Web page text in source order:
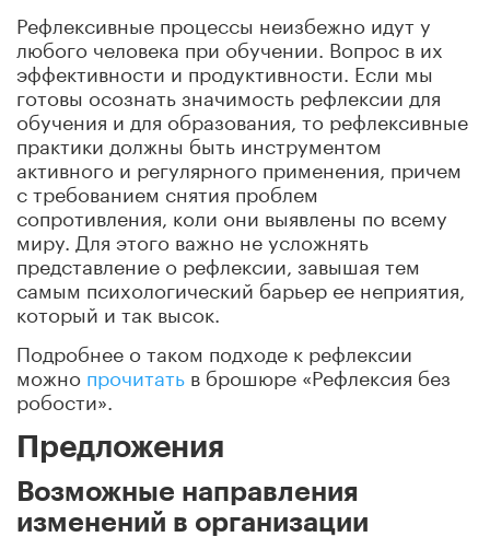
Рефлексивные процессы неизбежно идут у
любого человека при обучении. Вопрос в их
эффективности и продуктивности. Если мы
готовы осознать значимость рефлексии для
обучения и для образования, то рефлексивные
практики должны быть инструментом
активного и регулярного применения, причем
с требованием снятия проблем
сопротивления, коли они выявлены по всему
миру. Для этого важно не усложнять
представление о рефлексии, завышая тем
самым психологический барьер ее неприятия,
который и так высок.
Подробнее о таком подходе к рефлексии
можно прочитать в брошюре «Рефлексия без
робости».
Предложения
Возможные направления
изменений в организации